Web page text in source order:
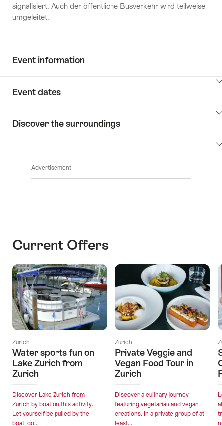
signalisiert. Auch der öffentliche Busverkehr wird teilweise
umgeleitet.
Event information
Event dates
Discover the surroundings
Advertisement
Current Offers
Zurich
Water sports fun on
Lake Zurich from
Zurich
Discover Lake Zurich from
Zurich by boat on this activity.
Let yourself be pulled by the
boat, go...
Zurich
Private Veggie and
Vegan Food Tour in
Zurich
Discover a culinary journey
featuring vegetarian and vegan
creations. In a private group of at
least...